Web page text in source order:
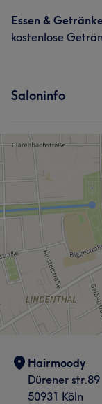
Essen &
kostenlose
Saloninfo
Hairmoody
Dürener str.89
50931 Köln